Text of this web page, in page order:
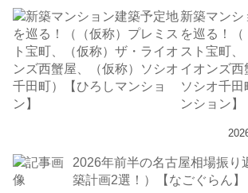
新築マンシ
を巡る！（
スト宝町、
イオンズ西
ソシオ千
ンション】
2026年前半の名古屋相場振り
築計画2選！）【なごぐらん】